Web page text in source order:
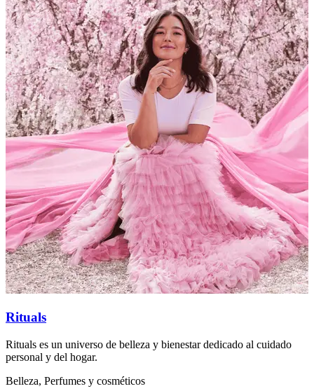
Rituals
Rituals es un universo de belleza y bienestar dedicado al cuidado
personal y del hogar.
Belleza, Perfumes y cosméticos